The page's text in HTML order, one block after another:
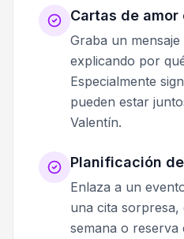
Cartas de amor
Graba un
explicando por
Especialmente
pueden estar
Valentín.
Planificación
Enlaza a un
una cita sorpresa,
semana o reserva